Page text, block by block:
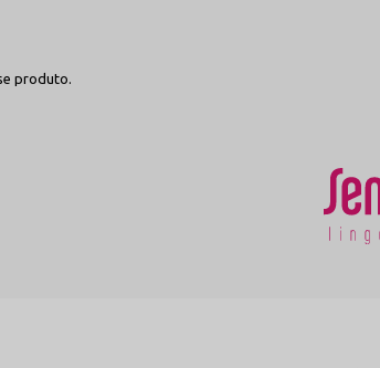
PRESERVAR A SUA LINGERIE
de renda delicada, adote este protocolo simples
fria corrente e sabão líquido neutro imediatamente
de poliamida são altamente sensíveis a variações
Poliamida e 10% Elastano (Renda Touch Premium High-
conforto com proposta casual-chic de uso diário.
produto.